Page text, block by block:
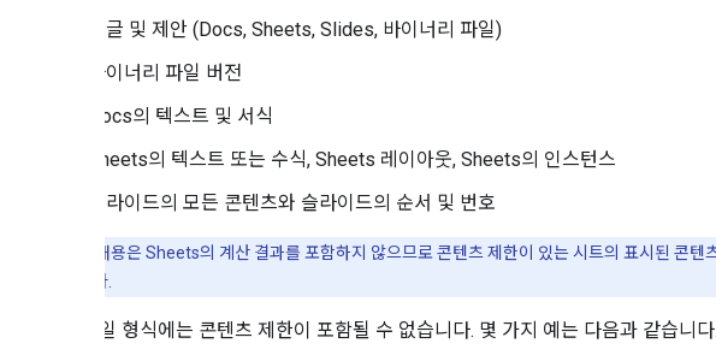
댓글 및 제안 (Docs, Sheets, Slides, 바이너리 파일)
바이너리 파일 버전
Docs의 텍스트 및 서식
Sheets의 텍스트 또는 수식, Sheets 레이아웃, Sheets의 인스턴스
슬라이드의 모든 콘텐츠와 슬라이드의 순서 및 번호
위의 내용은 Sheets의 계산 결과를 포함하지 않으므로 콘텐츠 제한이 있는 시트의 표시된 콘
경될 수 있습니다.
특정 파일 형식에는 콘텐츠 제한이 포함될 수 없습니다. 몇 가지 예는 다음과 같습니다.